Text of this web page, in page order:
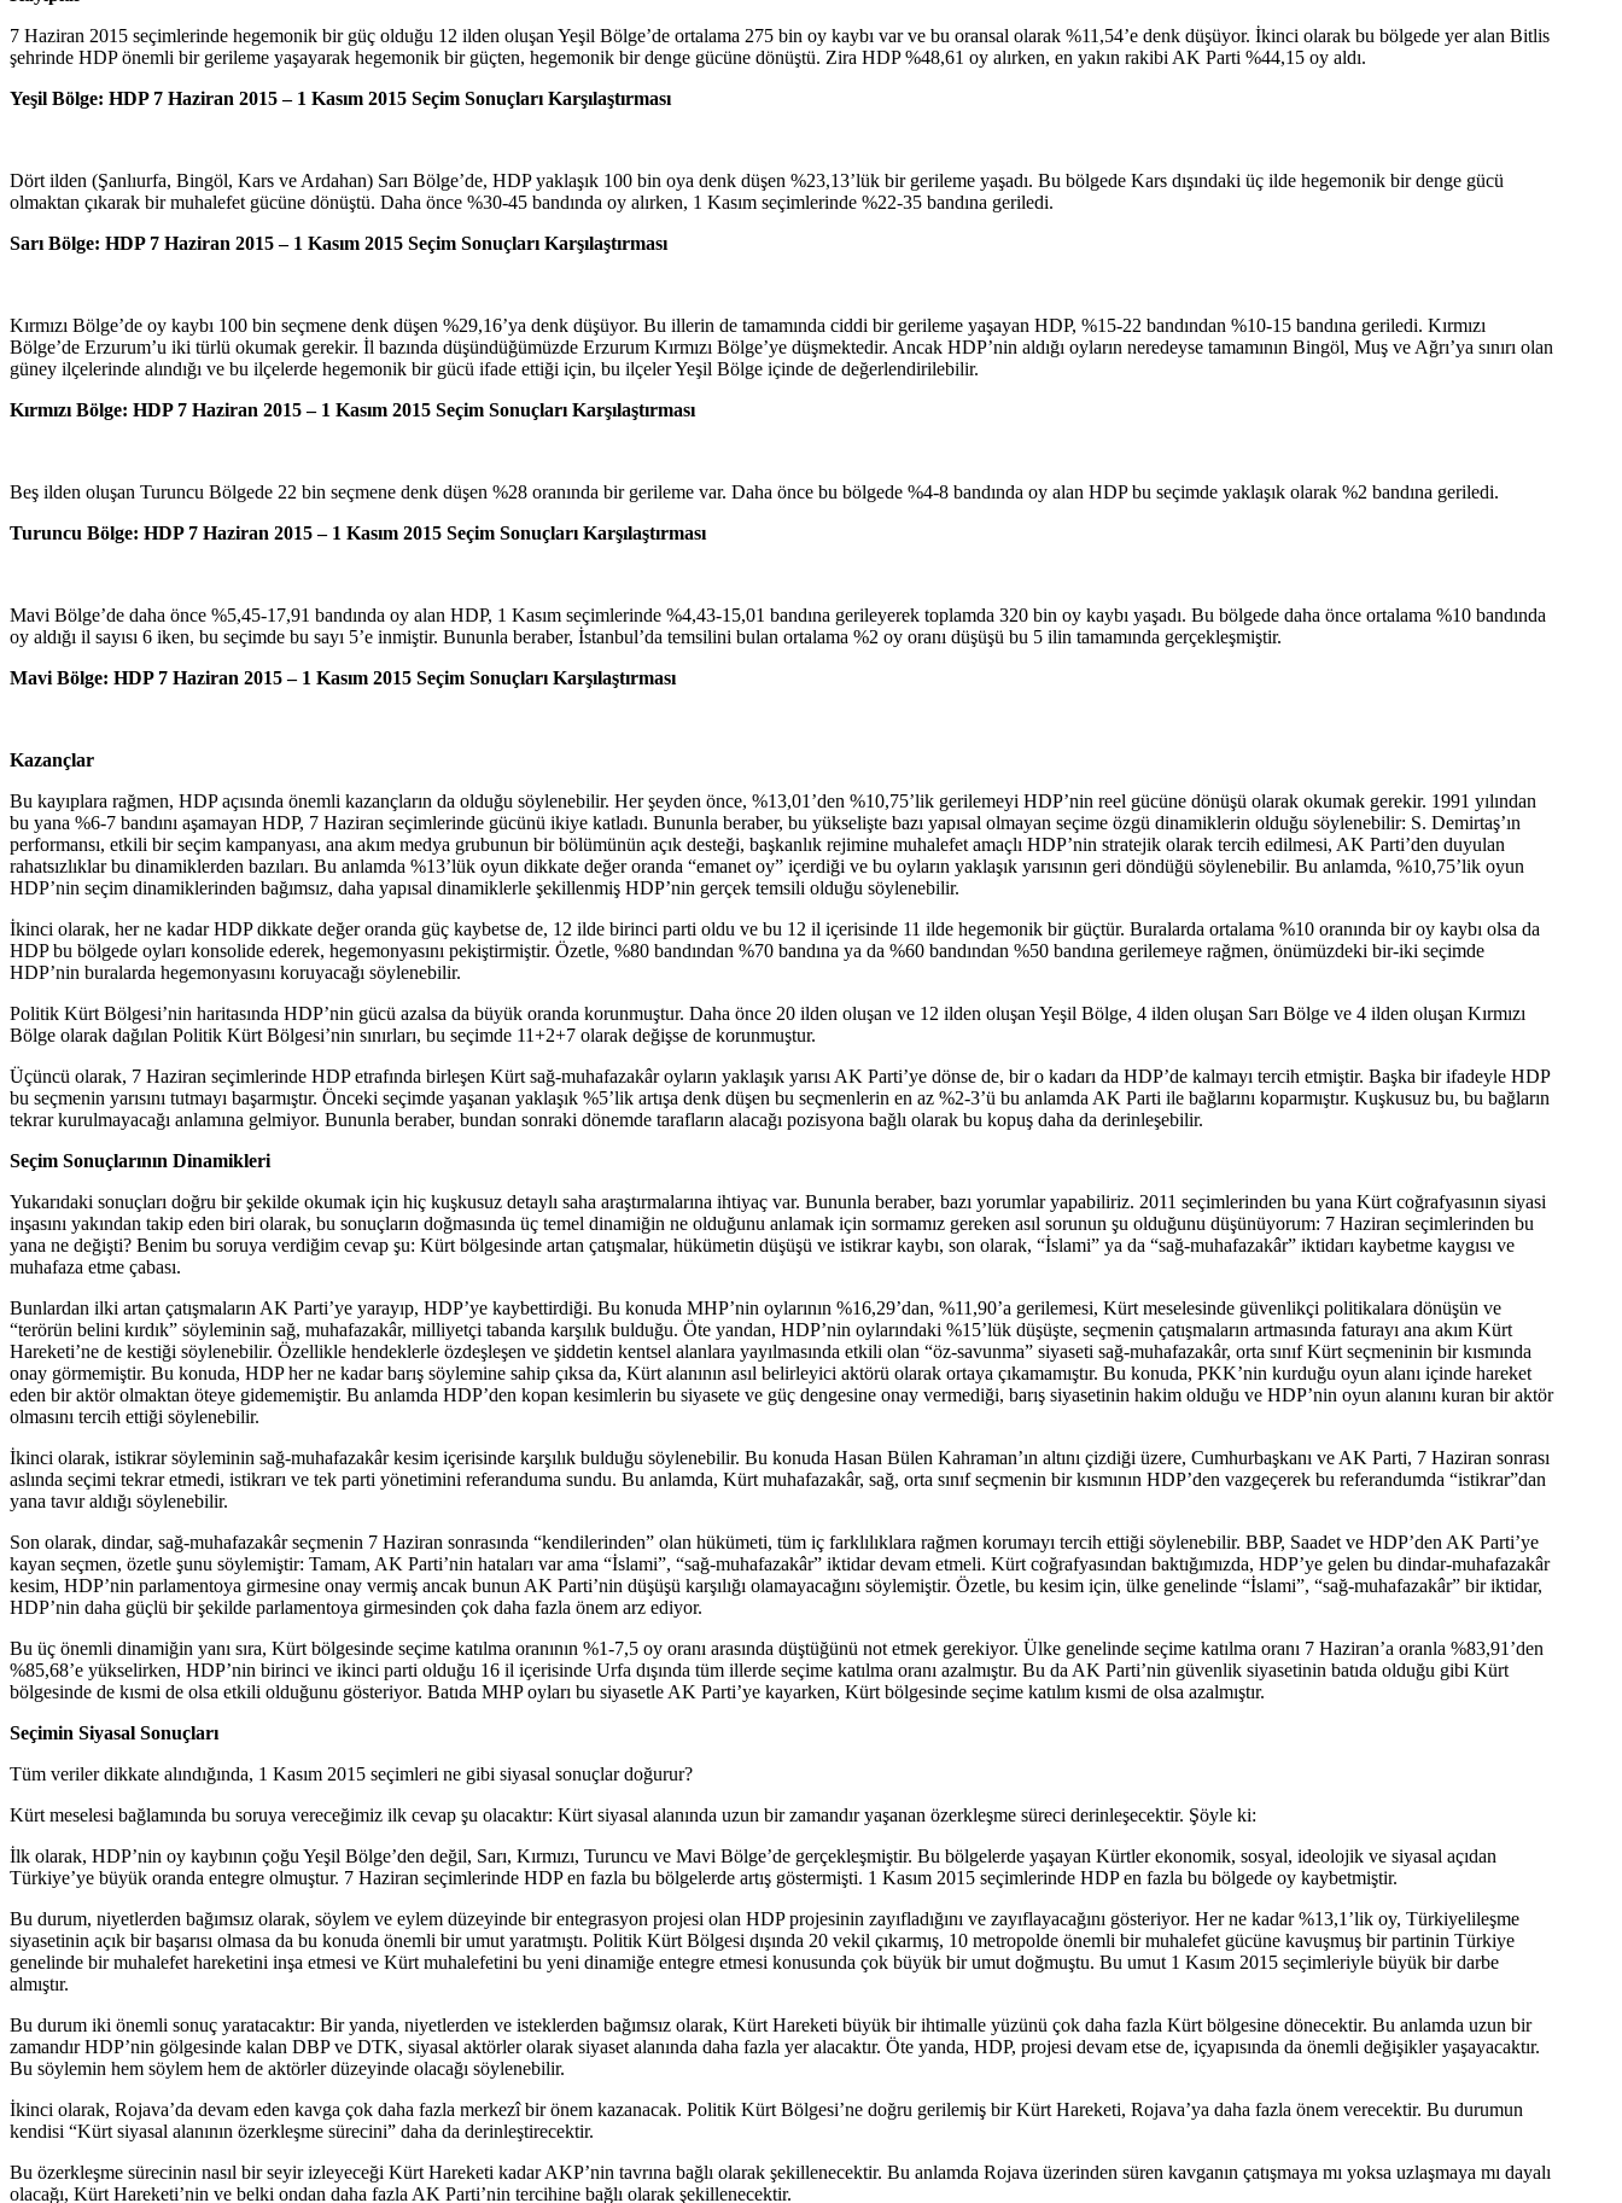
7 Haziran 2015 seçimlerinde hegemonik bir güç olduğu 12 ilden oluşan Yeşil Bölge’de ortalama 275 bin oy kaybı var ve bu oransal olarak %11,54’e denk düşüyor. İkinci olarak bu bölgede yer alan Bitlis
şehrinde HDP önemli bir gerileme yaşayarak hegemonik bir güçten, hegemonik bir denge gücüne dönüştü. Zira HDP %48,61 oy alırken, en yakın rakibi AK Parti %44,15 oy aldı.
Yeşil Bölge: HDP 7 Haziran 2015 – 1 Kasım 2015 Seçim Sonuçları Karşılaştırması
Dört ilden (Şanlıurfa, Bingöl, Kars ve Ardahan) Sarı Bölge’de, HDP yaklaşık 100 bin oya denk düşen %23,13’lük bir gerileme yaşadı. Bu bölgede Kars dışındaki üç ilde hegemonik bir denge gücü
olmaktan çıkarak bir muhalefet gücüne dönüştü. Daha önce %30-45 bandında oy alırken, 1 Kasım seçimlerinde %22-35 bandına geriledi.
Sarı Bölge: HDP 7 Haziran 2015 – 1 Kasım 2015 Seçim Sonuçları Karşılaştırması
Kırmızı Bölge’de oy kaybı 100 bin seçmene denk düşen %29,16’ya denk düşüyor. Bu illerin de tamamında ciddi bir gerileme yaşayan HDP, %15-22 bandından %10-15 bandına geriledi. Kırmızı
Bölge’de Erzurum’u iki türlü okumak gerekir. İl bazında düşündüğümüzde Erzurum Kırmızı Bölge’ye düşmektedir. Ancak HDP’nin aldığı oyların neredeyse tamamının Bingöl, Muş ve Ağrı’ya sınırı olan
güney ilçelerinde alındığı ve bu ilçelerde hegemonik bir gücü ifade ettiği için, bu ilçeler Yeşil Bölge içinde de değerlendirilebilir.
Kırmızı Bölge: HDP 7 Haziran 2015 – 1 Kasım 2015 Seçim Sonuçları Karşılaştırması
Beş ilden oluşan Turuncu Bölgede 22 bin seçmene denk düşen %28 oranında bir gerileme var. Daha önce bu bölgede %4-8 bandında oy alan HDP bu seçimde yaklaşık olarak %2 bandına geriledi.
Turuncu Bölge: HDP 7 Haziran 2015 – 1 Kasım 2015 Seçim Sonuçları Karşılaştırması
Mavi Bölge’de daha önce %5,45-17,91 bandında oy alan HDP, 1 Kasım seçimlerinde %4,43-15,01 bandına gerileyerek toplamda 320 bin oy kaybı yaşadı. Bu bölgede daha önce ortalama %10 bandında
oy aldığı il sayısı 6 iken, bu seçimde bu sayı 5’e inmiştir. Bununla beraber, İstanbul’da temsilini bulan ortalama %2 oy oranı düşüşü bu 5 ilin tamamında gerçekleşmiştir.
Mavi Bölge: HDP 7 Haziran 2015 – 1 Kasım 2015 Seçim Sonuçları Karşılaştırması
Kazançlar
Bu kayıplara rağmen, HDP açısında önemli kazançların da olduğu söylenebilir. Her şeyden önce, %13,01’den %10,75’lik gerilemeyi HDP’nin reel gücüne dönüşü olarak okumak gerekir. 1991 yılından
bu yana %6-7 bandını aşamayan HDP, 7 Haziran seçimlerinde gücünü ikiye katladı. Bununla beraber, bu yükselişte bazı yapısal olmayan seçime özgü dinamiklerin olduğu söylenebilir: S. Demirtaş’ın
performansı, etkili bir seçim kampanyası, ana akım medya grubunun bir bölümünün açık desteği, başkanlık rejimine muhalefet amaçlı HDP’nin stratejik olarak tercih edilmesi, AK Parti’den duyulan
rahatsızlıklar bu dinamiklerden bazıları. Bu anlamda %13’lük oyun dikkate değer oranda “emanet oy” içerdiği ve bu oyların yaklaşık yarısının geri döndüğü söylenebilir. Bu anlamda, %10,75’lik oyun
HDP’nin seçim dinamiklerinden bağımsız, daha yapısal dinamiklerle şekillenmiş HDP’nin gerçek temsili olduğu söylenebilir.
İkinci olarak, her ne kadar HDP dikkate değer oranda güç kaybetse de, 12 ilde birinci parti oldu ve bu 12 il içerisinde 11 ilde hegemonik bir güçtür. Buralarda ortalama %10 oranında bir oy kaybı olsa da
HDP bu bölgede oyları konsolide ederek, hegemonyasını pekiştirmiştir. Özetle, %80 bandından %70 bandına ya da %60 bandından %50 bandına gerilemeye rağmen, önümüzdeki bir-iki seçimde
HDP’nin buralarda hegemonyasını koruyacağı söylenebilir.
Politik Kürt Bölgesi’nin haritasında HDP’nin gücü azalsa da büyük oranda korunmuştur. Daha önce 20 ilden oluşan ve 12 ilden oluşan Yeşil Bölge, 4 ilden oluşan Sarı Bölge ve 4 ilden oluşan Kırmızı
Bölge olarak dağılan Politik Kürt Bölgesi’nin sınırları, bu seçimde 11+2+7 olarak değişse de korunmuştur.
Üçüncü olarak, 7 Haziran seçimlerinde HDP etrafında birleşen Kürt sağ-muhafazakâr oyların yaklaşık yarısı AK Parti’ye dönse de, bir o kadarı da HDP’de kalmayı tercih etmiştir. Başka bir ifadeyle HDP
bu seçmenin yarısını tutmayı başarmıştır. Önceki seçimde yaşanan yaklaşık %5’lik artışa denk düşen bu seçmenlerin en az %2-3’ü bu anlamda AK Parti ile bağlarını koparmıştır. Kuşkusuz bu, bu bağların
tekrar kurulmayacağı anlamına gelmiyor. Bununla beraber, bundan sonraki dönemde tarafların alacağı pozisyona bağlı olarak bu kopuş daha da derinleşebilir.
Seçim Sonuçlarının Dinamikleri
Yukarıdaki sonuçları doğru bir şekilde okumak için hiç kuşkusuz detaylı saha araştırmalarına ihtiyaç var. Bununla beraber, bazı yorumlar yapabiliriz. 2011 seçimlerinden bu yana Kürt coğrafyasının siyasi
inşasını yakından takip eden biri olarak, bu sonuçların doğmasında üç temel dinamiğin ne olduğunu anlamak için sormamız gereken asıl sorunun şu olduğunu düşünüyorum: 7 Haziran seçimlerinden bu
yana ne değişti? Benim bu soruya verdiğim cevap şu: Kürt bölgesinde artan çatışmalar, hükümetin düşüşü ve istikrar kaybı, son olarak, “İslami” ya da “sağ-muhafazakâr” iktidarı kaybetme kaygısı ve
muhafaza etme çabası.
Bunlardan ilki artan çatışmaların AK Parti’ye yarayıp, HDP’ye kaybettirdiği. Bu konuda MHP’nin oylarının %16,29’dan, %11,90’a gerilemesi, Kürt meselesinde güvenlikçi politikalara dönüşün ve
“terörün belini kırdık” söyleminin sağ, muhafazakâr, milliyetçi tabanda karşılık bulduğu. Öte yandan, HDP’nin oylarındaki %15’lük düşüşte, seçmenin çatışmaların artmasında faturayı ana akım Kürt
Hareketi’ne de kestiği söylenebilir. Özellikle hendeklerle özdeşleşen ve şiddetin kentsel alanlara yayılmasında etkili olan “öz-savunma” siyaseti sağ-muhafazakâr, orta sınıf Kürt seçmeninin bir kısmında
onay görmemiştir. Bu konuda, HDP her ne kadar barış söylemine sahip çıksa da, Kürt alanının asıl belirleyici aktörü olarak ortaya çıkamamıştır. Bu konuda, PKK’nin kurduğu oyun alanı içinde hareket
eden bir aktör olmaktan öteye gidememiştir. Bu anlamda HDP’den kopan kesimlerin bu siyasete ve güç dengesine onay vermediği, barış siyasetinin hakim olduğu ve HDP’nin oyun alanını kuran bir aktör
olmasını tercih ettiği söylenebilir.
İkinci olarak, istikrar söyleminin sağ-muhafazakâr kesim içerisinde karşılık bulduğu söylenebilir. Bu konuda Hasan Bülen Kahraman’ın altını çizdiği üzere, Cumhurbaşkanı ve AK Parti, 7 Haziran sonrası
aslında seçimi tekrar etmedi, istikrarı ve tek parti yönetimini referanduma sundu. Bu anlamda, Kürt muhafazakâr, sağ, orta sınıf seçmenin bir kısmının HDP’den vazgeçerek bu referandumda “istikrar”dan
yana tavır aldığı söylenebilir.
Son olarak, dindar, sağ-muhafazakâr seçmenin 7 Haziran sonrasında “kendilerinden” olan hükümeti, tüm iç farklılıklara rağmen korumayı tercih ettiği söylenebilir. BBP, Saadet ve HDP’den AK Parti’ye
kayan seçmen, özetle şunu söylemiştir: Tamam, AK Parti’nin hataları var ama “İslami”, “sağ-muhafazakâr” iktidar devam etmeli. Kürt coğrafyasından baktığımızda, HDP’ye gelen bu dindar-muhafazakâr
kesim, HDP’nin parlamentoya girmesine onay vermiş ancak bunun AK Parti’nin düşüşü karşılığı olamayacağını söylemiştir. Özetle, bu kesim için, ülke genelinde “İslami”, “sağ-muhafazakâr” bir iktidar,
HDP’nin daha güçlü bir şekilde parlamentoya girmesinden çok daha fazla önem arz ediyor.
Bu üç önemli dinamiğin yanı sıra, Kürt bölgesinde seçime katılma oranının %1-7,5 oy oranı arasında düştüğünü not etmek gerekiyor. Ülke genelinde seçime katılma oranı 7 Haziran’a oranla %83,91’den
%85,68’e yükselirken, HDP’nin birinci ve ikinci parti olduğu 16 il içerisinde Urfa dışında tüm illerde seçime katılma oranı azalmıştır. Bu da AK Parti’nin güvenlik siyasetinin batıda olduğu gibi Kürt
bölgesinde de kısmi de olsa etkili olduğunu gösteriyor. Batıda MHP oyları bu siyasetle AK Parti’ye kayarken, Kürt bölgesinde seçime katılım kısmi de olsa azalmıştır.
Seçimin Siyasal Sonuçları
Tüm veriler dikkate alındığında, 1 Kasım 2015 seçimleri ne gibi siyasal sonuçlar doğurur?
Kürt meselesi bağlamında bu soruya vereceğimiz ilk cevap şu olacaktır: Kürt siyasal alanında uzun bir zamandır yaşanan özerkleşme süreci derinleşecektir. Şöyle ki:
İlk olarak, HDP’nin oy kaybının çoğu Yeşil Bölge’den değil, Sarı, Kırmızı, Turuncu ve Mavi Bölge’de gerçekleşmiştir. Bu bölgelerde yaşayan Kürtler ekonomik, sosyal, ideolojik ve siyasal açıdan
Türkiye’ye büyük oranda entegre olmuştur. 7 Haziran seçimlerinde HDP en fazla bu bölgelerde artış göstermişti. 1 Kasım 2015 seçimlerinde HDP en fazla bu bölgede oy kaybetmiştir.
Bu durum, niyetlerden bağımsız olarak, söylem ve eylem düzeyinde bir entegrasyon projesi olan HDP projesinin zayıfladığını ve zayıflayacağını gösteriyor. Her ne kadar %13,1’lik oy, Türkiyelileşme
siyasetinin açık bir başarısı olmasa da bu konuda önemli bir umut yaratmıştı. Politik Kürt Bölgesi dışında 20 vekil çıkarmış, 10 metropolde önemli bir muhalefet gücüne kavuşmuş bir partinin Türkiye
genelinde bir muhalefet hareketini inşa etmesi ve Kürt muhalefetini bu yeni dinamiğe entegre etmesi konusunda çok büyük bir umut doğmuştu. Bu umut 1 Kasım 2015 seçimleriyle büyük bir darbe
almıştır.
Bu durum iki önemli sonuç yaratacaktır: Bir yanda, niyetlerden ve isteklerden bağımsız olarak, Kürt Hareketi büyük bir ihtimalle yüzünü çok daha fazla Kürt bölgesine dönecektir. Bu anlamda uzun bir
zamandır HDP’nin gölgesinde kalan DBP ve DTK, siyasal aktörler olarak siyaset alanında daha fazla yer alacaktır. Öte yanda, HDP, projesi devam etse de, içyapısında da önemli değişikler yaşayacaktır.
Bu söylemin hem söylem hem de aktörler düzeyinde olacağı söylenebilir.
İkinci olarak, Rojava’da devam eden kavga çok daha fazla merkezî bir önem kazanacak. Politik Kürt Bölgesi’ne doğru gerilemiş bir Kürt Hareketi, Rojava’ya daha fazla önem verecektir. Bu durumun
kendisi “Kürt siyasal alanının özerkleşme sürecini” daha da derinleştirecektir.
Bu özerkleşme sürecinin nasıl bir seyir izleyeceği Kürt Hareketi kadar AKP’nin tavrına bağlı olarak şekillenecektir. Bu anlamda Rojava üzerinden süren kavganın çatışmaya mı yoksa uzlaşmaya mı dayalı
olacağı, Kürt Hareketi’nin ve belki ondan daha fazla AK Parti’nin tercihine bağlı olarak şekillenecektir.